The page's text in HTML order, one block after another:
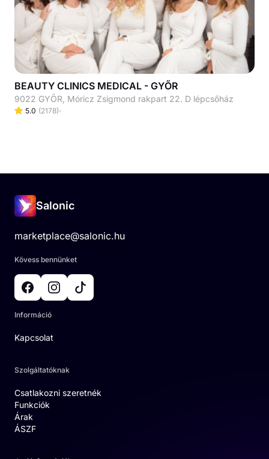
BEAUTY CLINICS MEDICAL - GYŐR
9022 GYŐR, Móricz Zsigmond rakpart 22. D lépcsőház
5.0 (2178)
Salonic
marketplace@salonic.hu
Kövess bennünket
Információ
Kapcsolat
Szolgáltatóknak
Csatlakozni szeretnék
Funkciók
Árak
ÁSZF